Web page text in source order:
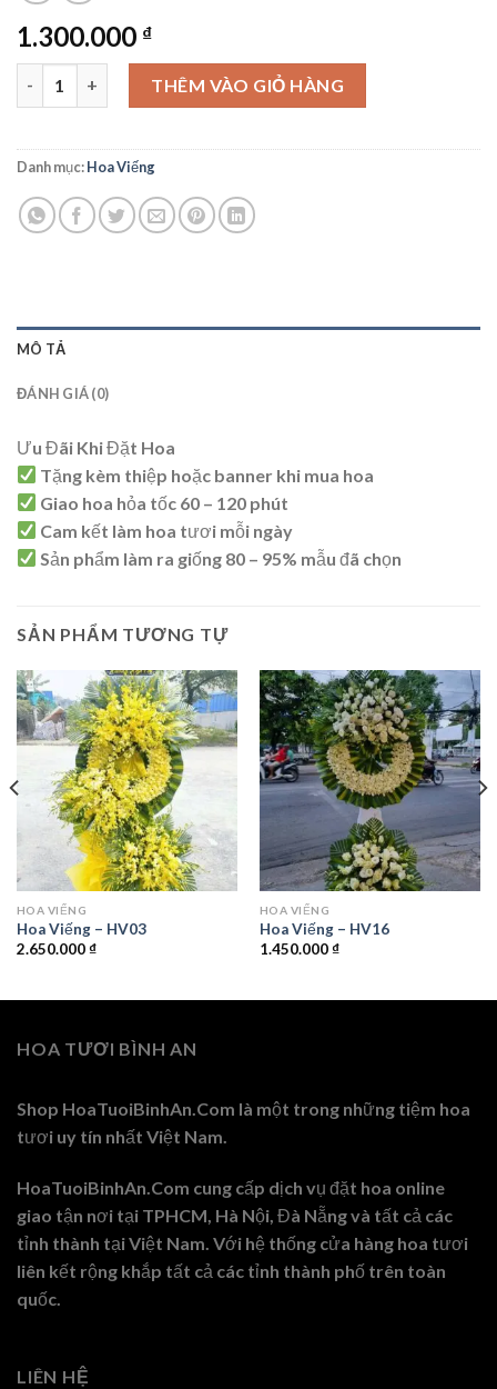
1.300.000 ₫
Hoa Viếng – HV17 số lượngTHÊM VÀO GIỎ HÀNG
Danh mục:Hoa Viếng
MÔ TẢ
ĐÁNH GIÁ (0)
Ưu Đãi Khi Đặt Hoa
Tặng kèm thiệp hoặc banner khi mua hoa
Giao hoa hỏa tốc 60 – 120 phút
Cam kết làm hoa tươi mỗi ngày
Sản phẩm làm ra giống 80 – 95% mẫu đã chọn
SẢN PHẨM TƯƠNG TỰ
HOA VIẾNG
Hoa Viếng – HV03
2.650.000₫
HOA VIẾNG
Hoa Viếng – HV16
1.450.000₫
HOA TƯƠI BÌNH AN
Shop HoaTuoiBinhAn.Com là một trong những tiệm hoa
tươi uy tín nhất Việt Nam.
HoaTuoiBinhAn.Com cung cấp dịch vụ đặt hoa online
giao tận nơi tại TPHCM, Hà Nội, Đà Nẵng và tất cả các
tỉnh thành tại Việt Nam. Với hệ thống cửa hàng hoa tươi
liên kết rộng khắp tất cả các tỉnh thành phố trên toàn
quốc.
LIÊN HỆ